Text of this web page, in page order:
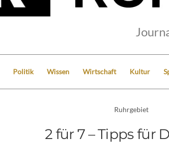
Politik Wissen Wirtschaft Kultur
Ruhrgebiet
2 für 7 – Tipps für